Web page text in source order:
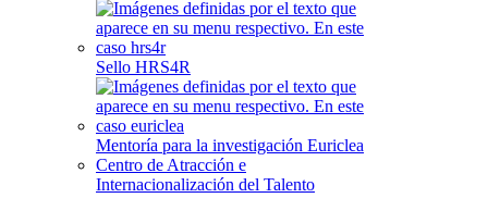
Sello HRS4R
Mentoría para la investigación Euriclea
Centro de Atracción e
Internacionalización del Talento